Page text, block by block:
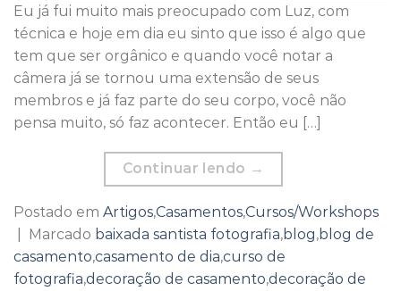
Eu já fui muito mais preocupado com Luz, com
técnica e hoje em dia eu sinto que isso é algo que
tem que ser orgânico e quando você notar a
câmera já se tornou uma extensão de seus
membros e já faz parte do seu corpo, você não
pensa muito, só faz acontecer. Então eu […]
Continuar lendo →
Postado em Artigos,Casamentos,Cursos/Workshops
Marcado baixada santista fotografia,blog,blog de
casamento,casamento de dia,curso de
fotografia,decoração de casamento,decoração de